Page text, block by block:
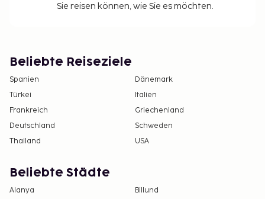
Sie reisen können, wie Sie es möchten.
Beliebte Reiseziele
Spanien
Dänemark
Türkei
Italien
Frankreich
Griechenland
Deutschland
Schweden
Thailand
USA
Beliebte Städte
Alanya
Billund